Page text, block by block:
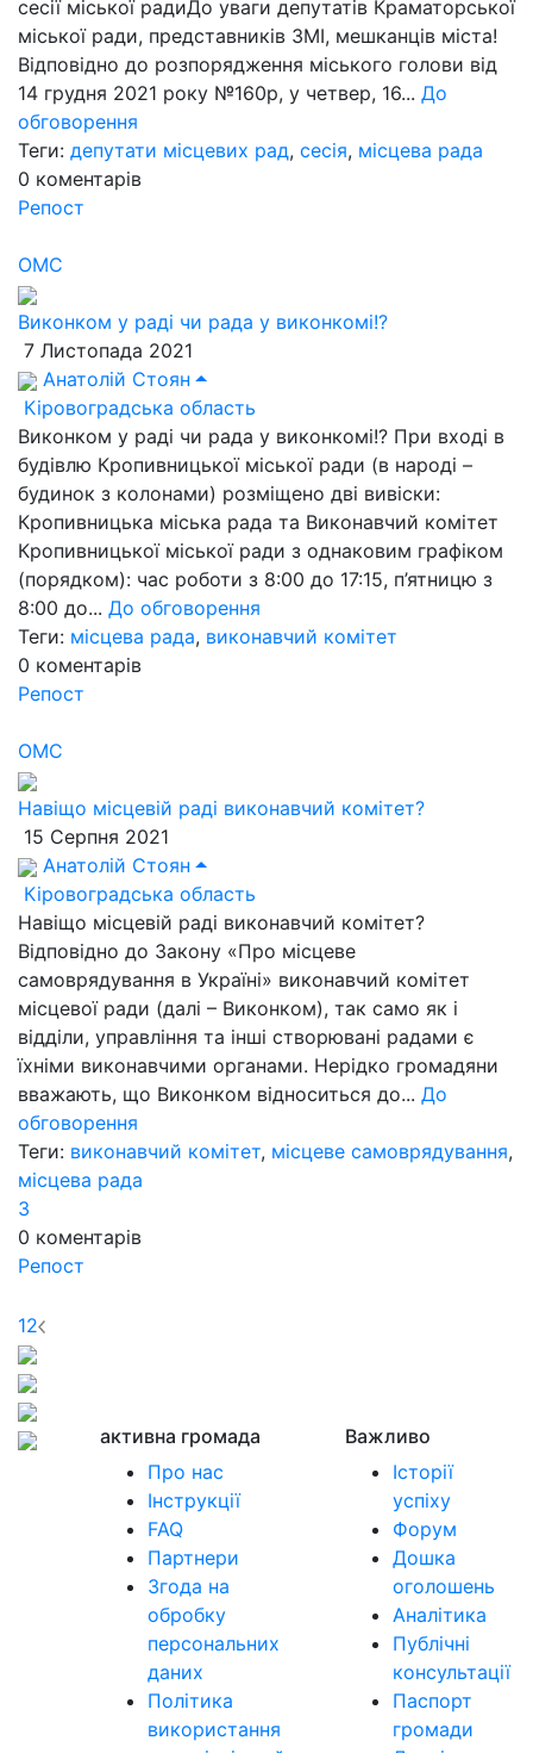
сесії міської радиДо уваги депутатів Краматорської
міської ради, представників ЗМІ, мешканців міста!
Відповідно до розпорядження міського голови від
14 грудня 2021 року №160p, у четвер, 16... До
обговорення
Теги: депутати місцевих рад, сесія, місцева рада
0 коментарів
Репост
ОМС
Виконком у раді чи рада у виконкомі!?
7 Листопада 2021
Анатолій Стоян
Кіровоградська область
Виконком у раді чи рада у виконкомі!? При вході в
будівлю Кропивницької міської ради (в народі –
будинок з колонами) розміщено дві вивіски:
Кропивницька міська рада та Виконавчий комітет
Кропивницької міської ради з однаковим графіком
(порядком): час роботи з 8:00 до 17:15, п’ятницю з
8:00 до... До обговорення
Теги: місцева рада, виконавчий комітет
0 коментарів
Репост
ОМС
Навіщо місцевій раді виконавчий комітет?
15 Серпня 2021
Анатолій Стоян
Кіровоградська область
Навіщо місцевій раді виконавчий комітет?
Відповідно до Закону «Про місцеве
самоврядування в Україні» виконавчий комітет
місцевої ради (далі – Виконком), так само як і
відділи, управління та інші створювані радами є
їхніми виконавчими органами. Нерідко громадяни
вважають, що Виконком відноситься до... До
обговорення
Теги: виконавчий комітет, місцеве самоврядування,
місцева рада
3
0 коментарів
Репост
12
активна громада
Про нас
Інструкції
FAQ
Партнери
Згода на
обробку
персональних
даних
Політика
використання
Важливо
Історії
успіху
Форум
Дошка
оголошень
Аналітика
Публічні
консультації
Паспорт
громади